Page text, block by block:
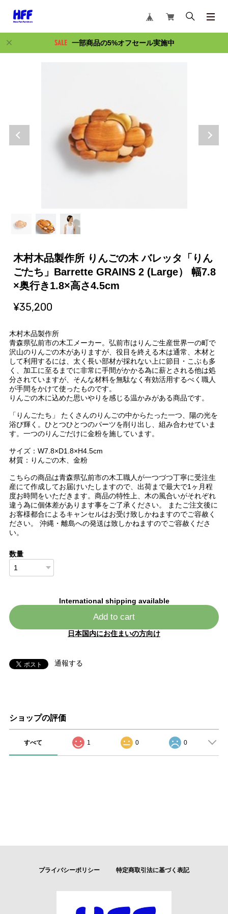
一部商品の5%オフセール実施中
木村木品製作所 りんごの木 バレッタ「りん
ごたち」Barrette GRAINS 2 (Large） 幅7.8
×奥行き1.8×高さ4.5cm
¥35,200
木村木品製作所
青森県弘前市の木工メーカー。弘前市はりんご生産世界一の町で
沢山のりんごの木がありますが、役目を終える木は通常、木材と
して利用するには、太く長い部材が採れない上に節目・こぶも多
く、加工に至るまでに非常に手間がかかる為に薪とされる他は処
分されていますが、そんな材料を無駄なく有効活用するべく職人
が手間をかけて使ったものです。
りんごの木に込めた思いやりを感じる温かみがある商品です。
「りんごたち」 たくさんのりんごの中からたった一つ、陽の光を
浴び輝く。ひとつひとつのパーツを削り出し、組み合わせていま
す。一つのりんごだけに金粉を施しています。
サイズ：W7.8×D1.8×H4.5cm
材質：りんごの木、金粉
こちらの商品は青森県弘前市の木工職人が一つづつ丁寧に受注生
産にて作成してお届けいたしますので、出荷まで最大で1ヶ月程
度お時間をいただきます。商品の特性上、木の風合いがそれぞれ
違う為に個体差があります事をご了承ください。 またご注文後に
お客様都合によるキャンセルはお受け致しかねますのでご容赦く
ださい。 沖縄・離島への発送は致しかねますのでご容赦くださ
い。
数量
International shipping available
Add to cart
日本国内にお住まいの方向け
通報する
ショップの評価
すべて 1 0 0
プライバシーポリシー 特定商取引法に基づく表記